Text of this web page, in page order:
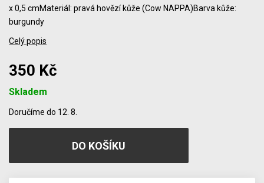
x 0,5 cmMateriál: pravá hovězí kůže (Cow NAPPA)Barva kůže:
burgundy
Celý popis
350 Kč
Skladem
Doručíme do 12. 8.